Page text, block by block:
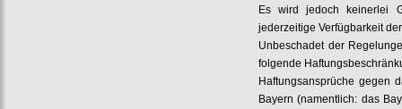
Es wird jedoch keinerlei
jederzeitige Verfügbarkeit
Unbeschadet der
folgende
Haftungsansprüche gegen
Bayern (namentlich: das